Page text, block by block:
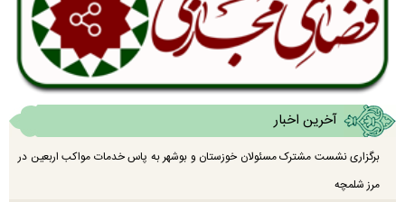
آخرین اخبار
برگزاری نشست مشترک مسئولان خوزستان و بوشهر به پاس خدمات مواکب اربعین در
مرز شلمچه